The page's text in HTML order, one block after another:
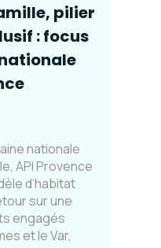
pilier
: focus
nationale
API Provence
d’habitat
sur une
engagés
et le Var,